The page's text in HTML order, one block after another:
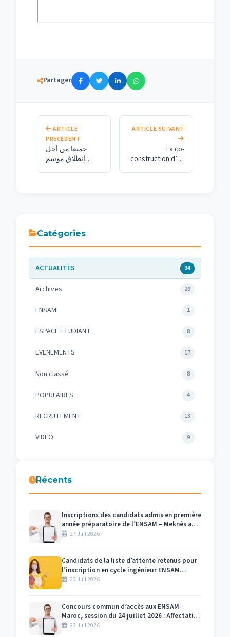
Catégories
ACTUALITES 94
Archives 29
ENSAM 1
ESPACE ETUDIANT 8
EVENEMENTS 17
Non classé 8
POPULAIRES 4
RECRUTEMENT 13
VIDEO 9
Récents
Inscriptions des candidats admis en première
année préparatoire de l’ENSAM – Meknès au
titre de l’année universitaire 2026/2027
27 Juil 2026
Candidats de la liste d’attente retenus pour
l’inscription en cycle ingénieur ENSAM
Meknès 2026-2027
23 Juil 2026
Concours commun d’accès aux ENSAM-
Maroc, session du 24 juillet 2026 : Affectation
des numéros des candidats et des salles par
23 Juil 2026
Partager
ARTICLE
PRÉCÉDENT
جميعا من أجل
إنطلاق موسم
ARTICLE SUIVANT
La co-
construction d’un